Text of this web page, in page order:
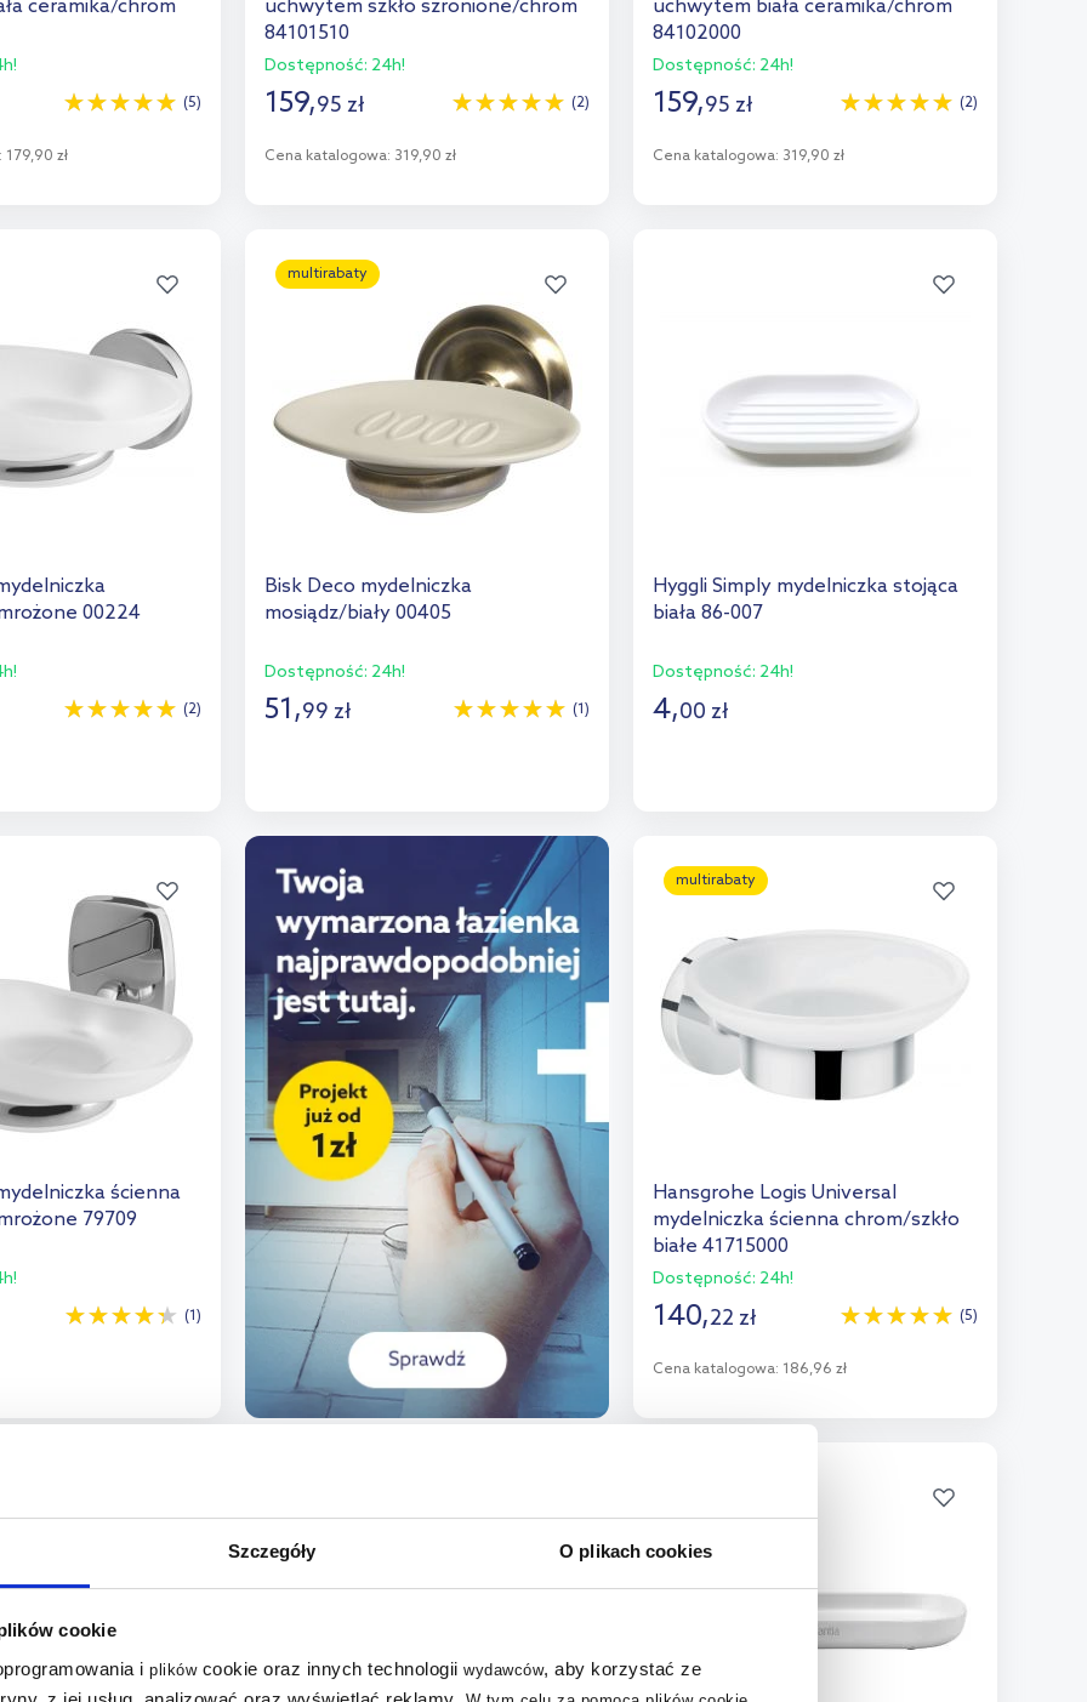
Szczegóły O plikach cookies
cookie
i plikówcookie oraz innych technologii wydawców, aby korzystać ze
ceramika/chrom
179,90 zł
(5)
do porównania
uchwytem szkło szronione/chrom
84101510
Dostępność: 24h!
159,95 zł
Cena katalogowa: 319,90 zł
(2)
Dodaj do porównania
uchwytem biała ceramika/chrom
84102000
Dostępność: 24h!
159,95 zł
Cena katalogowa: 319,90 zł
(2)
00224
(2)
multirabaty
Bisk Deco mydelniczka
mosiądz/biały 00405
Dostępność: 24h!
51,99 zł (1)
Hyggli Simply mydelniczka stojąca
biała 86-007
Dostępność: 24h!
4,00 zł
ścienna
79709
(1)
do porównania
multirabaty
Hansgrohe Logis Universal
mydelniczka ścienna chrom/szkło
białe 41715000
Dostępność: 24h!
140,22 zł
Cena katalogowa: 186,96 zł
(5)
Do koszyka